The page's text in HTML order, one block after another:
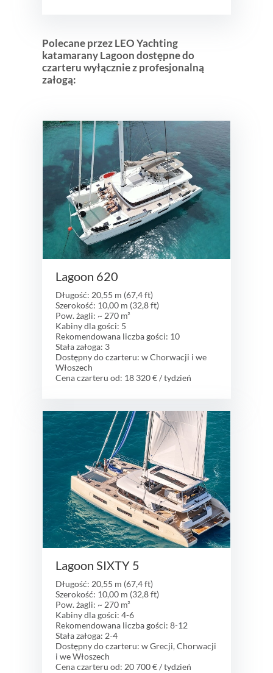
Polecane przez LEO Yachting
katamarany Lagoon dostępne do
czarteru wyłącznie z profesjonalną
załogą:
Lagoon 620
Długość: 20,55 m (67,4 ft)
Szerokość: 10,00 m (32,8 ft)
Pow. żagli: ~ 270 m²
Kabiny dla gości: 5
Rekomendowana liczba gości: 10
Stała załoga: 3
Dostępny do czarteru: w Chorwacji i we
Włoszech
Cena czarteru od: 18 320 € / tydzień
Lagoon SIXTY 5
Długość: 20,55 m (67,4 ft)
Szerokość: 10,00 m (32,8 ft)
Pow. żagli: ~ 270 m²
Kabiny dla gości: 4-6
Rekomendowana liczba gości: 8-12
Stała załoga: 2-4
Dostępny do czarteru: w Grecji, Chorwacji
i we Włoszech
Cena czarteru od: 20 700 € / tydzień